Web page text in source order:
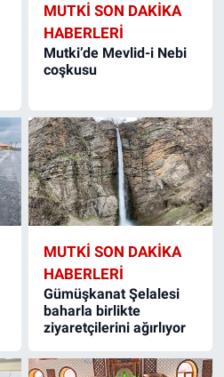
MUTKI SON DAKIKA
HABERLERI
Mutki’de Mevlid-i Nebi
coşkusu
MUTKI SON DAKIKA
HABERLERI
Gümüşkanat Şelalesi
baharla birlikte
ziyaretçilerini ağırlıyor